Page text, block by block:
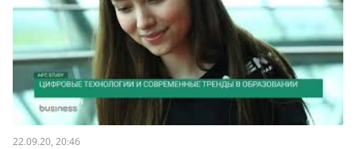
22.09.20, 20:46